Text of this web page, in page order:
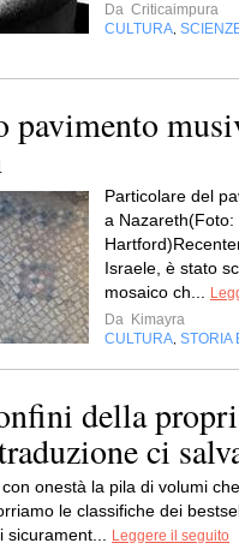
Da Criticaimpura
CULTURA
pavimento
Particolare del
a Nazareth(Foto:
Israele, è stato
mosaico ch...
Da Kimayra
CULTURA STORIA
della
ci
onestà la pila di volumi
le classifiche dei
sicurament...
Leggere il seguito